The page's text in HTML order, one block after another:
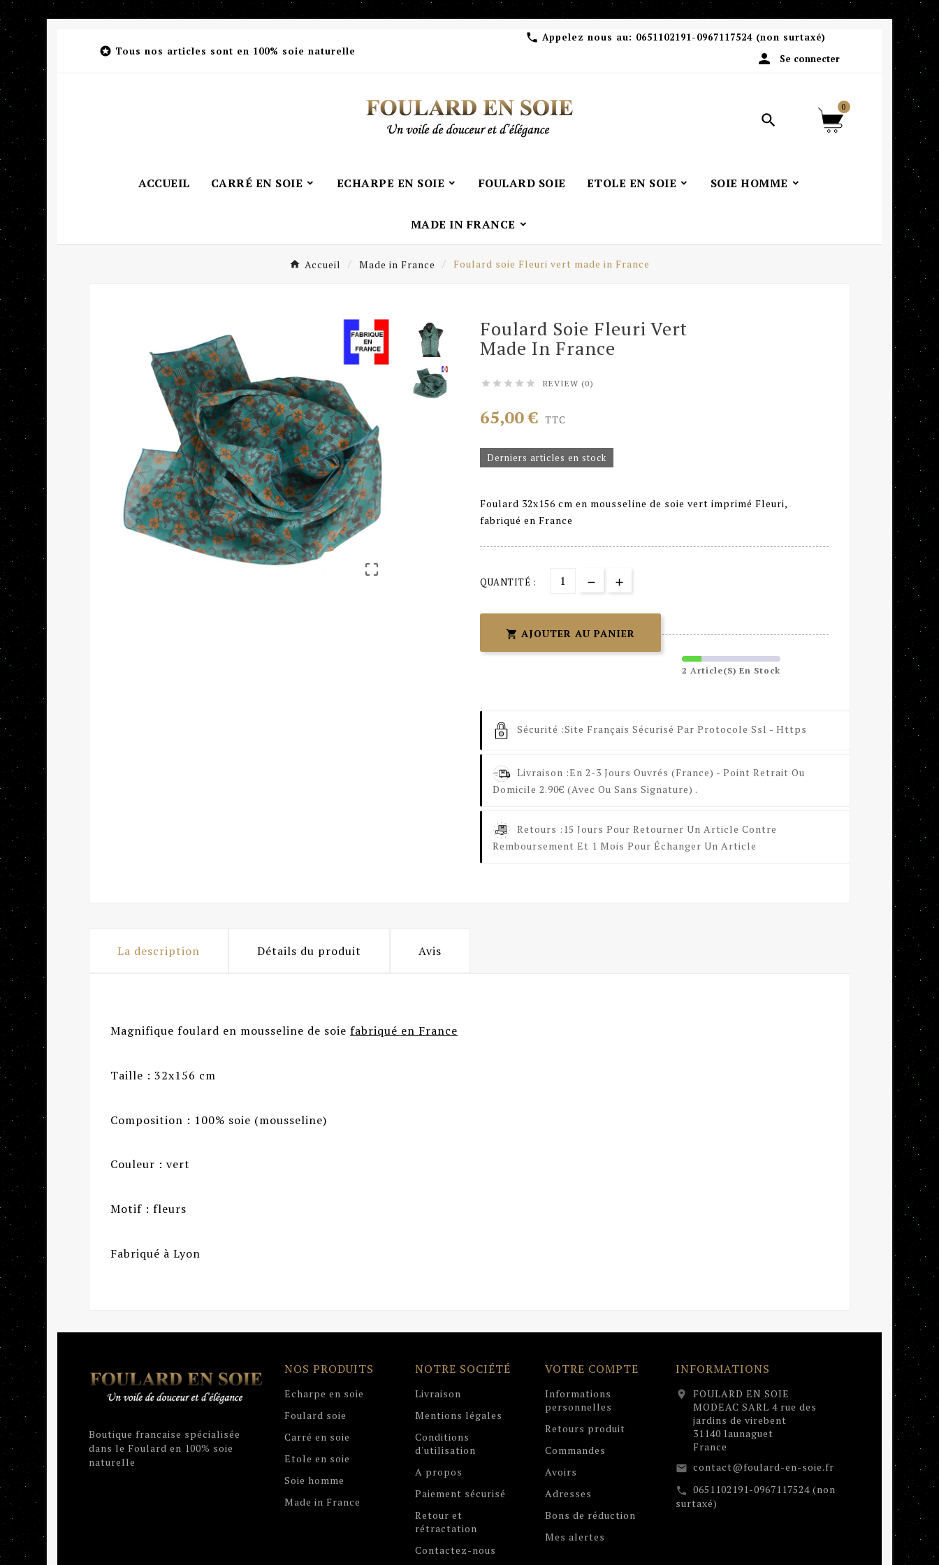
 Tous nos articles sont en 100% soie naturelle
 Appelez nous au: 0651102191-0967117524 (non surtaxé)
 Se connecter

0
ACCUEIL CARRÉ EN SOIE ECHARPE EN SOIE FOULARD SOIE ETOLE EN SOIE SOIE HOMME
MADE IN FRANCE
Accueil Made in France Foulard soie Fleuri vert made in France

Foulard Soie Fleuri Vert
Made In France
     REVIEW (0)
65,00 € TTC
Derniers articles en stock
Foulard 32x156 cm en mousseline de soie vert imprimé Fleuri,
fabriqué en France
QUANTITÉ :
 AJOUTER AU PANIER
2 Article(s) En Stock
Sécurité :Site Français Sécurisé Par Protocole Ssl - Https
Livraison :En 2-3 Jours Ouvrés (France) - Point Retrait Ou
Domicile 2.90€ (avec Ou Sans Signature) .
Retours : 15 Jours Pour Retourner Un Article Contre
Remboursement Et 1 Mois Pour Échanger Un Article
La description Détails du produit Avis
Magnifique foulard en mousseline de soiefabriqué en France
Taille : 32x156 cm
Composition : 100% soie (mousseline)
Couleur : vert
Motif : fleurs
Fabriqué à Lyon
Boutique francaise spécialisée
dans le Foulard en 100% soie
naturelle
NOS PRODUITS
Echarpe en soie
Foulard soie
Carré en soie
Etole en soie
Soie homme
Made in France
NOTRE SOCIÉTÉ
Livraison
Mentions légales
Conditions
d'utilisation
A propos
Paiement sécurisé
Retour et
rétractation
Contactez-nous
VOTRE COMPTE
Informations
personnelles
Retours produit
Commandes
Avoirs
Adresses
Bons de réduction
Mes alertes
INFORMATIONS
location_on
FOULARD EN SOIE
MODEAC SARL 4 rue des
jardins de virebent
31140 launaguet
France
email contact@foulard-en-soie.fr
call 0651102191-0967117524 (non
surtaxé)